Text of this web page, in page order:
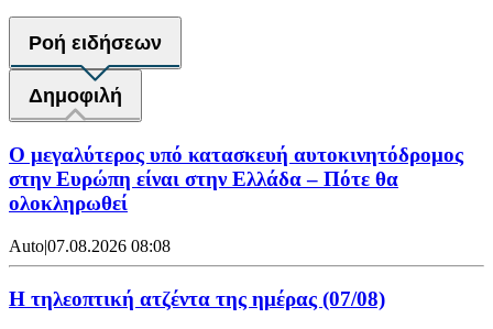
Ροή ειδήσεων
Δημοφιλή
Ο μεγαλύτερος υπό κατασκευή αυτοκινητόδρομος
στην Ευρώπη είναι στην Ελλάδα – Πότε θα
ολοκληρωθεί
Auto|07.08.2026 08:08
Η τηλεοπτική ατζέντα της ημέρας (07/08)